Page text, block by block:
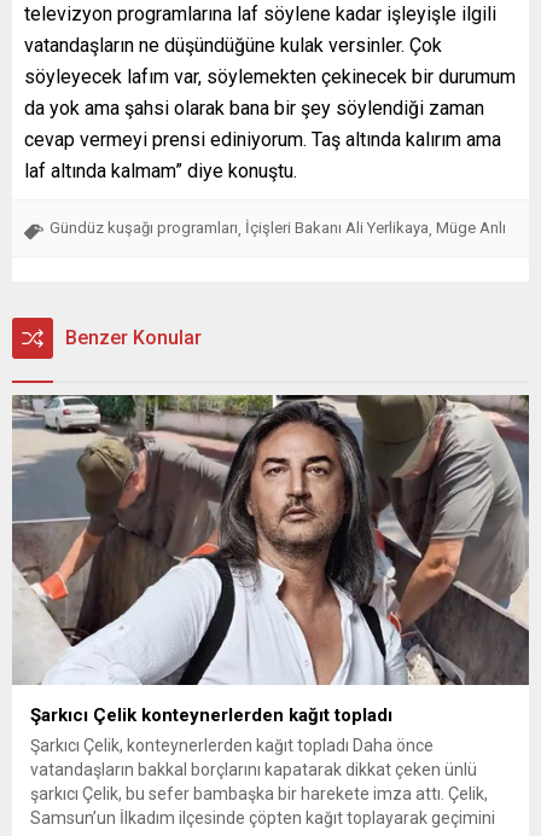
televizyon programlarına laf söylene kadar işleyişle ilgili
vatandaşların ne düşündüğüne kulak versinler. Çok
söyleyecek lafım var, söylemekten çekinecek bir durumum
da yok ama şahsi olarak bana bir şey söylendiği zaman
cevap vermeyi prensi ediniyorum. Taş altında kalırım ama
laf altında kalmam” diye konuştu.
Gündüz kuşağı programları İçişleri Bakanı Ali Yerlikaya Müge Anlı
Benzer Konular
Şarkıcı Çelik konteynerlerden kağıt topladı
Şarkıcı Çelik, konteynerlerden kağıt topladı Daha önce
vatandaşların bakkal borçlarını kapatarak dikkat çeken ünlü
şarkıcı Çelik, bu sefer bambaşka bir harekete imza attı. Çelik,
Samsun’un İlkadım ilçesinde çöpten kağıt toplayarak geçimini